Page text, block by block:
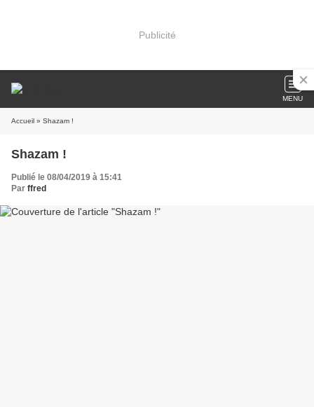
Publicité
MENU
Accueil » Shazam !
Shazam !
Publié le 08/04/2019 à 15:41
Par ffred